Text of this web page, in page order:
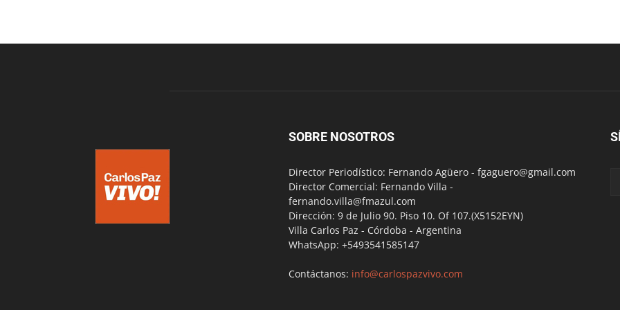
SOBRE NOSOTROS
Director Periodístico: Fernando Agüero - fgaguero@gmail.com
Director Comercial: Fernando Villa -
fernando.villa@fmazul.com
Dirección: 9 de Julio 90. Piso 10. Of 107.(X5152EYN)
Villa Carlos Paz - Córdoba - Argentina
WhatsApp: +5493541585147
Contáctanos: info@carlospazvivo.com